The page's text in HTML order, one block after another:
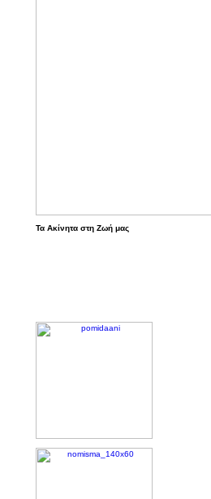
Τα Ακίνητα στη Ζωή μας